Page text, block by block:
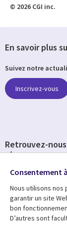
© 2026 CGI inc.
Ressources
En savoir plus
Suivez notre
Inscrivez-vous
Retrouvez-
réseaux
Social
Media
FRANCE
Consentement
Nous utilisons
garantir un site
bon
D’autres sont